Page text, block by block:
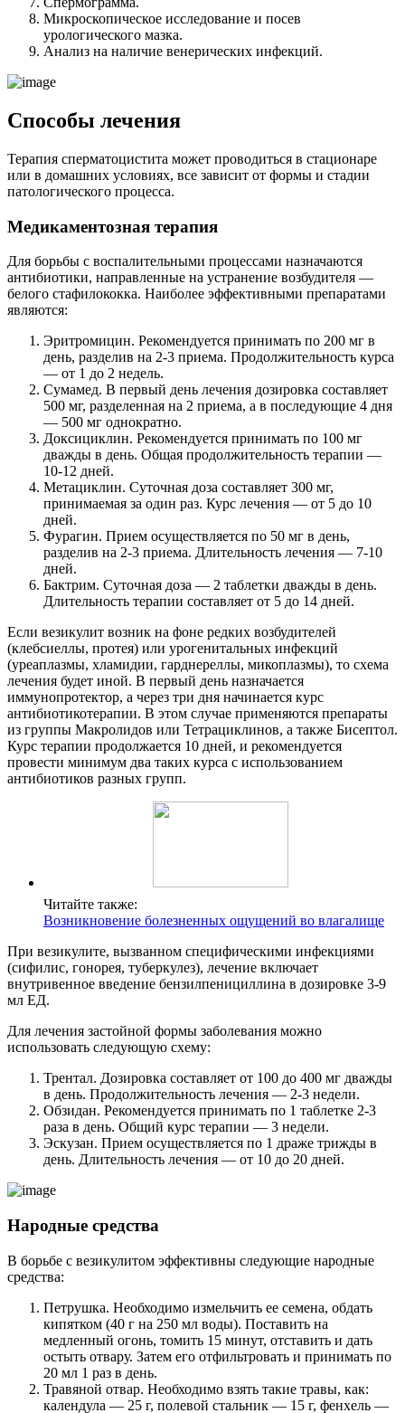
Микроскопическое исследование и посев
урологического мазка.
Анализ на наличие венерических инфекций.
Способы лечения
Терапия сперматоцистита может проводиться в стационаре
или в домашних условиях, все зависит от формы и стадии
патологического процесса.
Медикаментозная терапия
Для борьбы с воспалительными процессами назначаются
антибиотики, направленные на устранение возбудителя —
белого стафилококка. Наиболее эффективными препаратами
являются:
Эритромицин. Рекомендуется принимать по 200 мг в
день, разделив на 2-3 приема. Продолжительность курса
— от 1 до 2 недель.
Сумамед. В первый день лечения дозировка составляет
500 мг, разделенная на 2 приема, а в последующие 4 дня
— 500 мг однократно.
Доксициклин. Рекомендуется принимать по 100 мг
дважды в день. Общая продолжительность терапии —
10-12 дней.
Метациклин. Суточная доза составляет 300 мг,
принимаемая за один раз. Курс лечения — от 5 до 10
дней.
Фурагин. Прием осуществляется по 50 мг в день,
разделив на 2-3 приема. Длительность лечения — 7-10
дней.
Бактрим. Суточная доза — 2 таблетки дважды в день.
Длительность терапии составляет от 5 до 14 дней.
Если везикулит возник на фоне редких возбудителей
(клебсиеллы, протея) или урогенитальных инфекций
(уреаплазмы, хламидии, гарднереллы, микоплазмы), то схема
лечения будет иной. В первый день назначается
иммунопротектор, а через три дня начинается курс
антибиотикотерапии. В этом случае применяются препараты
из группы Макролидов или Тетрациклинов, а также Бисептол.
Курс терапии продолжается 10 дней, и рекомендуется
провести минимум два таких курса с использованием
антибиотиков разных групп.
Читайте также:
Возникновение болезненных ощущений во влагалище
При везикулите, вызванном специфическими инфекциями
(сифилис, гонорея, туберкулез), лечение включает
внутривенное введение бензилпенициллина в дозировке 3-9
мл ЕД.
Для лечения застойной формы заболевания можно
использовать следующую схему:
Трентал. Дозировка составляет от 100 до 400 мг дважды
в день. Продолжительность лечения — 2-3 недели.
Обзидан. Рекомендуется принимать по 1 таблетке 2-3
раза в день. Общий курс терапии — 3 недели.
Эскузан. Прием осуществляется по 1 драже трижды в
день. Длительность лечения — от 10 до 20 дней.
Народные средства
В борьбе с везикулитом эффективны следующие народные
средства:
Петрушка. Необходимо измельчить ее семена, обдать
кипятком (40 г на 250 мл воды). Поставить на
медленный огонь, томить 15 минут, отставить и дать
остыть отвару. Затем его отфильтровать и принимать по
20 мл 1 раз в день.
Травяной отвар. Необходимо взять такие травы, как:
календула — 25 г, полевой стальник — 15 г, фенхель —